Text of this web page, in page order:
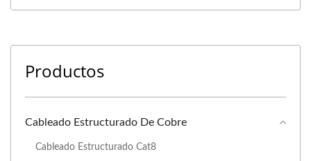
Productos
Cableado Estructurado De Cobre
Cableado Estructurado Cat8